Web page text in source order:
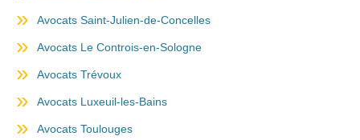
Avocats Saint-Julien-de-Concelles
Avocats Le Controis-en-Sologne
Avocats Trévoux
Avocats Luxeuil-les-Bains
Avocats Toulouges